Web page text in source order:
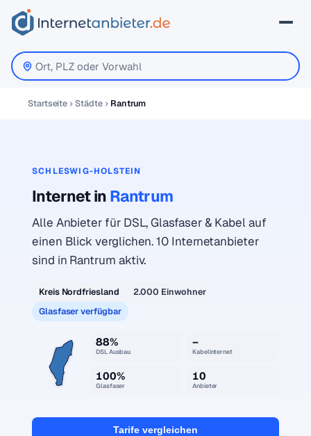
Startseite Städte Rantrum
SCHLESWIG-HOLSTEIN
Internet in Rantrum
Alle Anbieter für DSL, Glasfaser & Kabel auf
einen Blick verglichen. 10 Internetanbieter
sind in Rantrum aktiv.
Kreis Nordfriesland
2.000 Einwohner
Glasfaser verfügbar
88%
DSL Ausbau
–
Kabelinternet
100%
Glasfaser
10
Anbieter
Tarife vergleichen